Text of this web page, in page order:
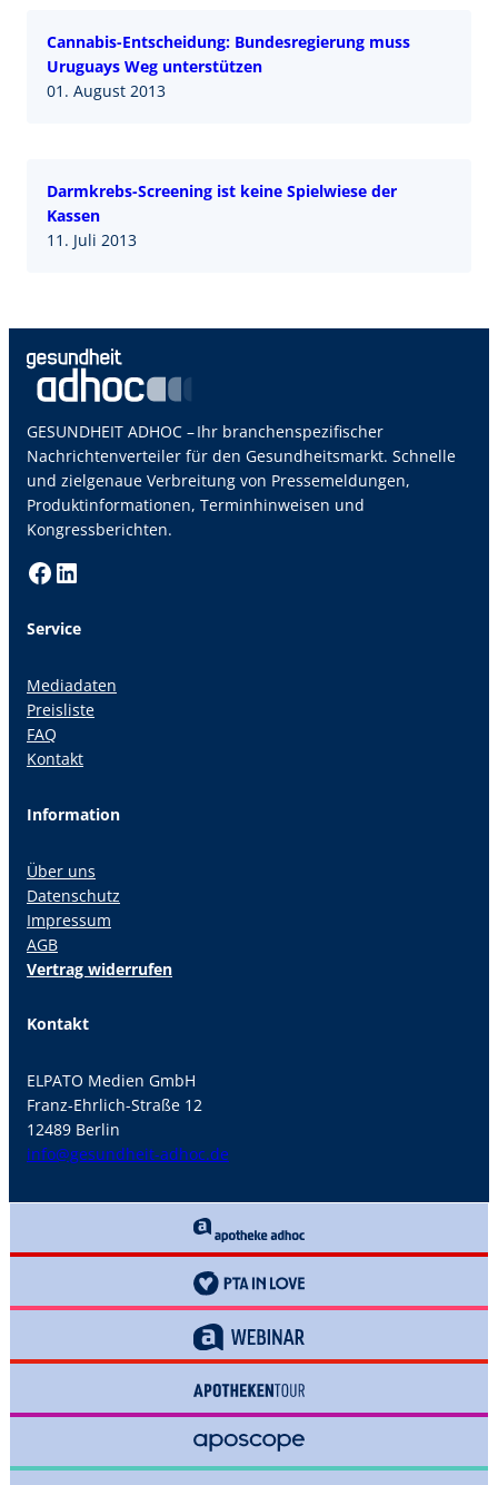
Cannabis-Entscheidung: Bundesregierung muss
Uruguays Weg unterstützen
01. August 2013
Darmkrebs-Screening ist keine Spielwiese der
Kassen
11. Juli 2013
GESUNDHEIT ADHOC – Ihr branchenspezifischer
Nachrichtenverteiler für den Gesundheitsmarkt. Schnelle
und zielgenaue Verbreitung von Pressemeldungen,
Produktinformationen, Terminhinweisen und
Kongressberichten.
Facebook LinkedIn
Service
Mediadaten
Preisliste
FAQ
Kontakt
Information
Über uns
Datenschutz
Impressum
AGB
Vertrag widerrufen
Kontakt
ELPATO Medien GmbH
Franz-Ehrlich-Straße 12
12489 Berlin
info@gesundheit-adhoc.de